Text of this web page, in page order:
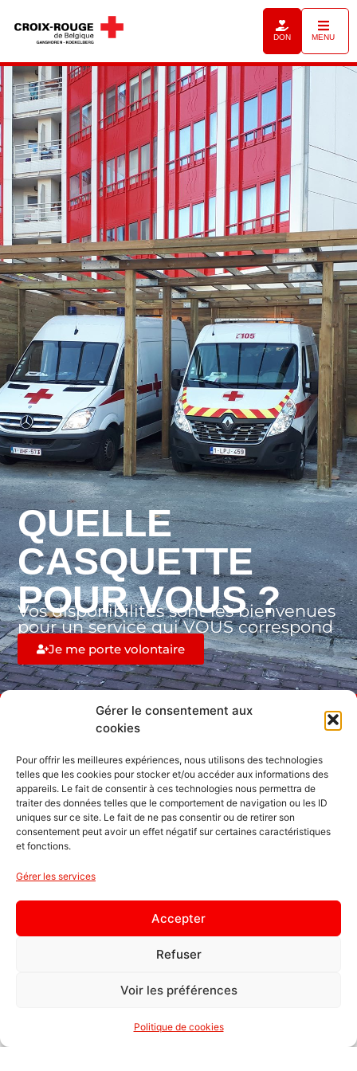
Gérer le consentement aux
cookies
Pour offrir les meilleures expériences, nous utilisons des technologies
telles que les cookies pour stocker et/ou accéder aux informations des
appareils. Le fait de consentir à ces technologies nous permettra de
traiter des données telles que le comportement de navigation ou les ID
uniques sur ce site. Le fait de ne pas consentir ou de retirer son
consentement peut avoir un effet négatif sur certaines caractéristiques
et fonctions.
Gérer les services
Accepter
Refuser
Voir les préférences
Politique de cookies
MENU
DON
QUELLE
CASQUETTE
POUR VOUS ?
Vos disponibilités sont les bienvenues
pour un service qui VOUS correspond
Je me porte volontaire
NOUS AIDER
FAIRE UN DON
DONNER SON SANG